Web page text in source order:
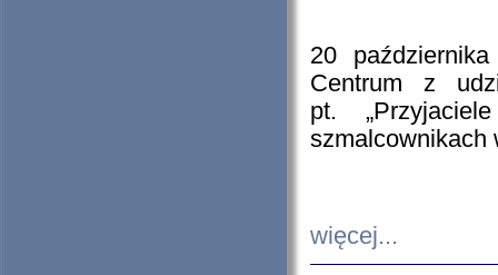
20
Centrum z
pt.
szmalcownikach
więcej...